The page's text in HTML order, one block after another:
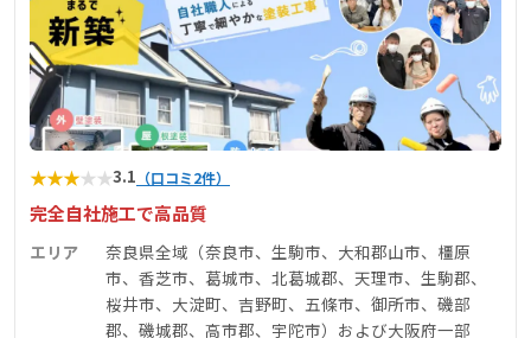
★★★★★3.1 （口コミ2件）
完全自社施工で高品質
エリア
奈良県全域（奈良市、生駒市、大和郡山市、橿原
市、香芝市、葛城市、北葛城郡、天理市、生駒郡、
桜井市、大淀町、吉野町、五條市、御所市、磯部
郡、磯城郡、高市郡、宇陀市）および大阪府一部